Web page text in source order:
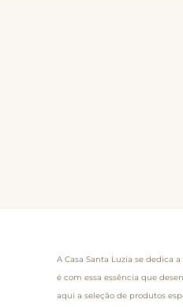
A Casa Santa Luzia se dedica
é com essa essência que
aqui a seleção de produtos